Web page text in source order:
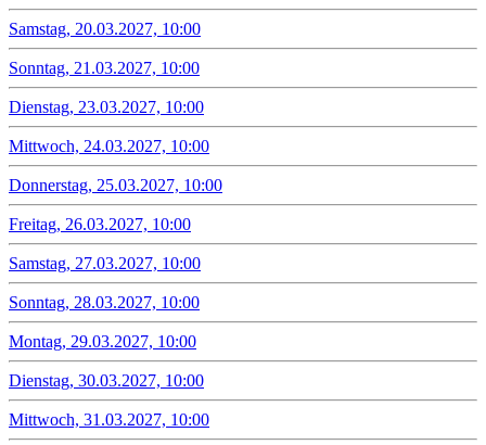
Samstag, 20.03.2027, 10:00
Sonntag, 21.03.2027, 10:00
Dienstag, 23.03.2027, 10:00
Mittwoch, 24.03.2027, 10:00
Donnerstag, 25.03.2027, 10:00
Freitag, 26.03.2027, 10:00
Samstag, 27.03.2027, 10:00
Sonntag, 28.03.2027, 10:00
Montag, 29.03.2027, 10:00
Dienstag, 30.03.2027, 10:00
Mittwoch, 31.03.2027, 10:00